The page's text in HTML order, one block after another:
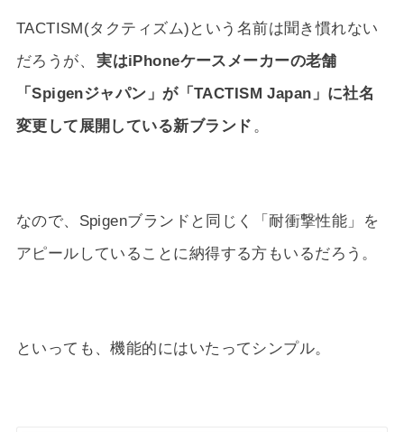
TACTISM(タクティズム)という名前は聞き慣れない
だろうが、 実はiPhoneケースメーカーの老舗
「Spigenジャパン」が「TACTISM Japan」に社名
変更して展開している新ブランド 。
なので、Spigenブランドと同じく「耐衝撃性能」を
アピールしていることに納得する方もいるだろう。
といっても、機能的にはいたってシンプル。